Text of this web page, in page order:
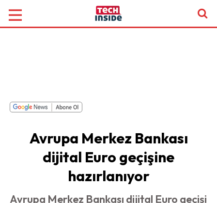
Avrupa Merkez Bankası
dijital Euro geçişine
hazırlanıyor
Avrupa Merkez Bankası dijital Euro geçişi